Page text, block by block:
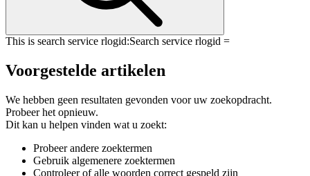
This is search service rlogid:Search service rlogid =
Voorgestelde artikelen
We hebben geen resultaten gevonden voor uw zoekopdracht.
Probeer het opnieuw.
Dit kan u helpen vinden wat u zoekt:
Probeer andere zoektermen
Gebruik algemenere zoektermen
Controleer of alle woorden correct gespeld zijn